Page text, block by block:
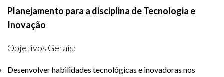
Planejamento para a disciplina de Tecnologia e
Inovação
Objetivos Gerais:
Desenvolver habilidades tecnológicas e inovadoras nos